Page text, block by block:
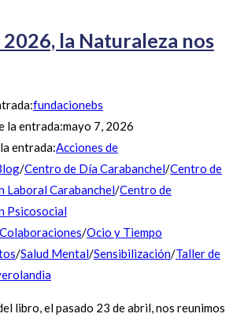
la Naturaleza nos
fundacionebs
la entrada:mayo 7, 2026
entrada:Acciones de
/Centro de Día Carabanchel/Centro de
Laboral Carabanchel/Centro de
Psicosocial
Colaboraciones/Ocio y Tiempo
/Salud Mental/Sensibilización/Taller de
libro, el pasado 23 de abril, nos reunimos